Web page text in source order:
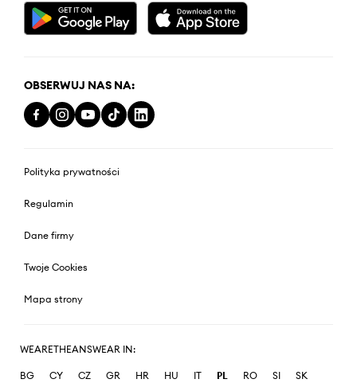
OBSERWUJ NAS NA:
Polityka prywatności
Regulamin
Dane firmy
Twoje Cookies
Mapa strony
WEARETHEANSWEAR IN:
BG CY CZ GR HR HU IT PL RO SI SK